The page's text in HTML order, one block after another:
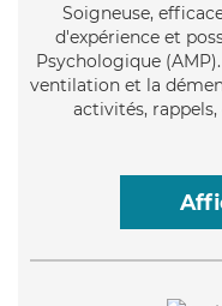
Soigneuse,
d'expérience et
Psychologique
ventilation et la
activités,